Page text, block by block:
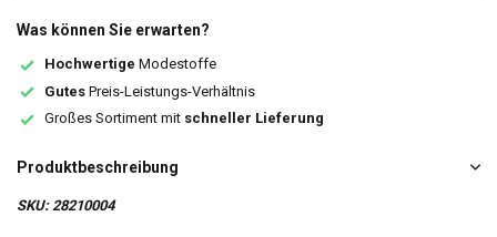
Was können Sie erwarten?
Hochwertige Modestoffe
Gutes Preis-Leistungs-Verhältnis
Großes Sortiment mit schneller Lieferung
Produktbeschreibung
SKU: 28210004